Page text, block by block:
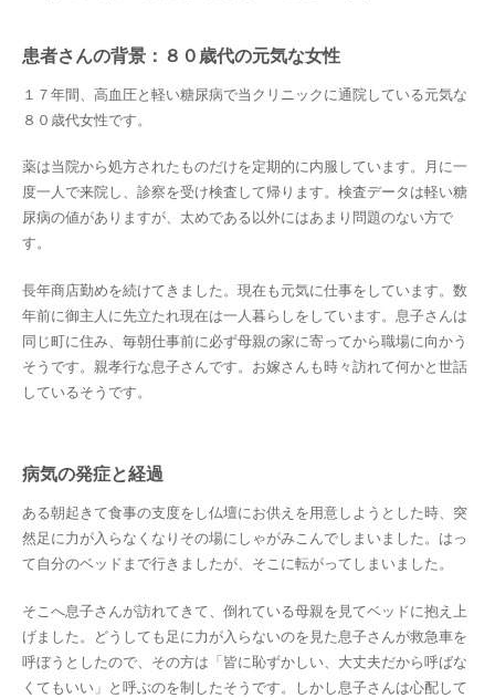
患者さんの背景：８０歳代の元気な女性
１７年間、高血圧と軽い糖尿病で当クリニックに通院している元気な
８０歳代女性です。
薬は当院から処方されたものだけを定期的に内服しています。月に一
度一人で来院し、診察を受け検査して帰ります。検査データは軽い糖
尿病の値がありますが、太めである以外にはあまり問題のない方で
す。
長年商店勤めを続けてきました。現在も元気に仕事をしています。数
年前に御主人に先立たれ現在は一人暮らしをしています。息子さんは
同じ町に住み、毎朝仕事前に必ず母親の家に寄ってから職場に向かう
そうです。親孝行な息子さんです。お嫁さんも時々訪れて何かと世話
しているそうです。
病気の発症と経過
ある朝起きて食事の支度をし仏壇にお供えを用意しようとした時、突
然足に力が入らなくなりその場にしゃがみこんでしまいました。はっ
て自分のベッドまで行きましたが、そこに転がってしまいました。
そこへ息子さんが訪れてきて、倒れている母親を見てベッドに抱え上
げました。どうしても足に力が入らないのを見た息子さんが救急車を
呼ぼうとしたので、その方は「皆に恥ずかしい、大丈夫だから呼ばな
くてもいい」と呼ぶのを制したそうです。しかし息子さんは心配して